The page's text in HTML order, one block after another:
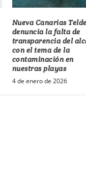
Nueva Canarias Telde
denuncia la falta de
transparencia del
con el tema de la
contaminación en
nuestras playas
4 de enero de 2026